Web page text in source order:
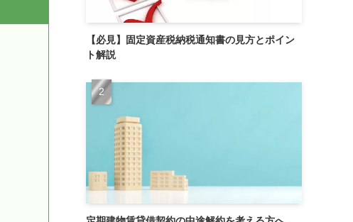
【必見】固定資産税納税通知書の見方とポイン
ト解説